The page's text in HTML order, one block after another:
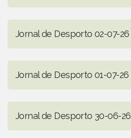
Jornal de Desporto 02-07-26
Jornal de Desporto 01-07-26
Jornal de Desporto 30-06-26